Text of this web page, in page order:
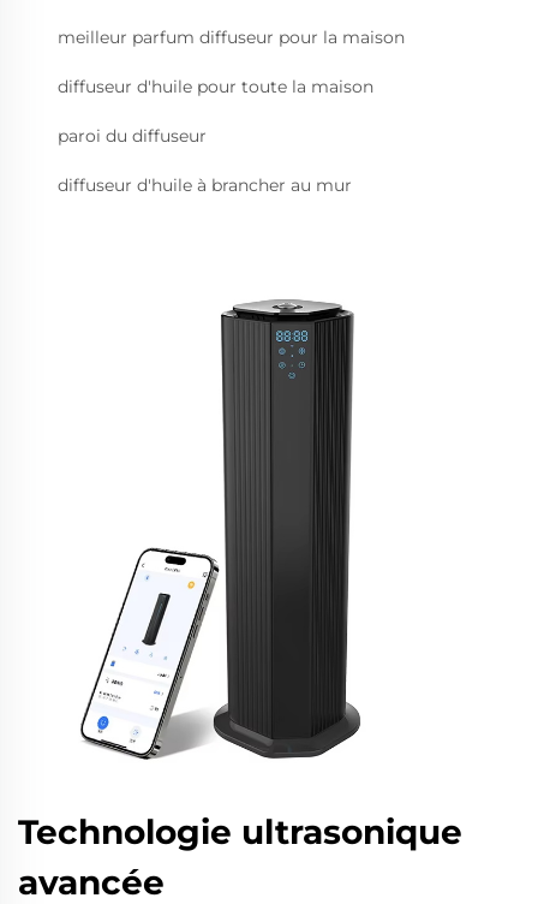
meilleur parfum diffuseur pour la maison
diffuseur d'huile pour toute la maison
paroi du diffuseur
diffuseur d'huile à brancher au mur
Technologie ultrasonique
avancée